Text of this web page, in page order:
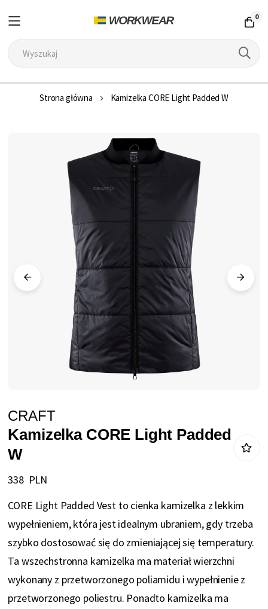
0
PrzejdźStrona główna Kamizelka CORE Light Padded W
na
początek
galerii
CRAFT
Kamizelka CORE Light Padded
W
338 PLN
CORE Light Padded Vest to cienka kamizelka z lekkim
wypełnieniem, która jest idealnym ubraniem, gdy trzeba
szybko dostosować się do zmieniającej się temperatury.
Ta wszechstronna kamizelka ma materiał wierzchni
wykonany z przetworzonego poliamidu i wypełnienie z
przetworzonego poliestru. Ponadto kamizelka ma